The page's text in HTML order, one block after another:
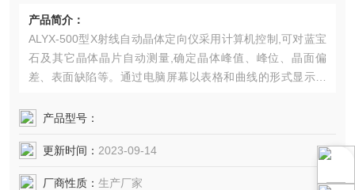
产品简介：
ALYX-500型X射线自动晶体定向仪采用计算机控制,可对蓝宝
石及其它晶体晶片自动测量,确定晶体峰值、峰位、晶面偏
差、表面缺陷等。通过电脑屏幕以表格和曲线的形式显示在
产品型号：
更新时间： 2023-09-14
厂商性质： 生产厂家